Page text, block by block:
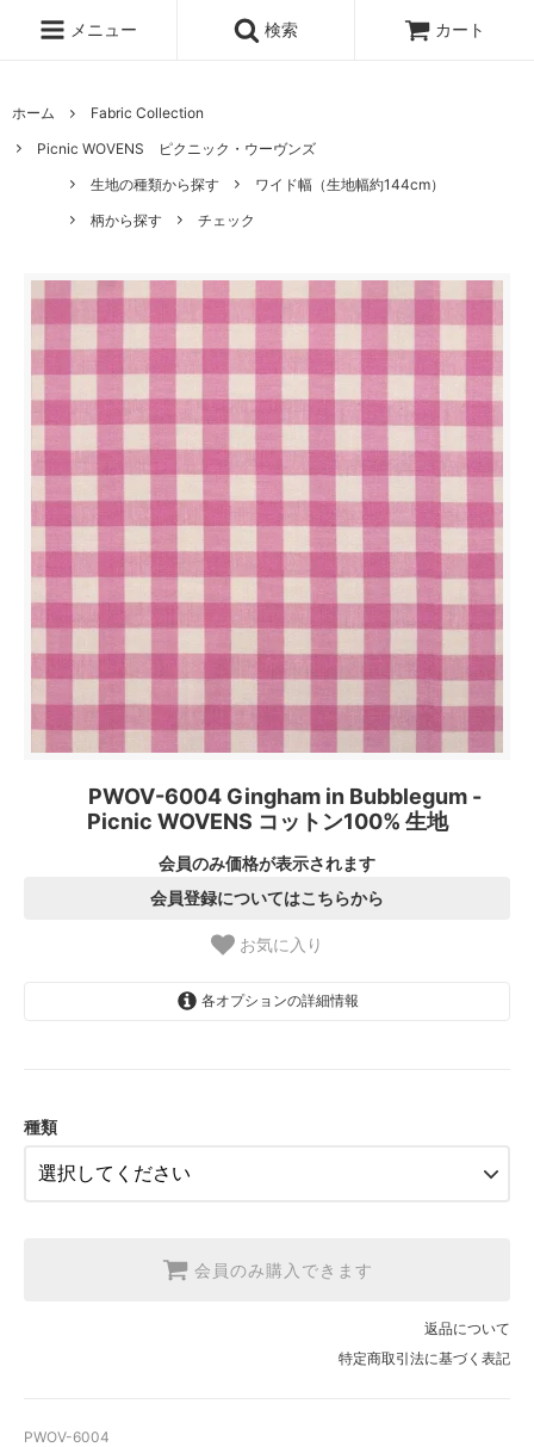
メニュー 検索 カート
ホーム
Fabric Collection
Picnic WOVENS ピクニック・ウーヴンズ
生地の種類から探す
ワイド幅（生地幅約144cm）
柄から探す
チェック
PWOV-6004 Gingham in Bubblegum -
Picnic WOVENS コットン100% 生地
会員のみ価格が表示されます
会員登録についてはこちらから
お気に入り
各オプションの詳細情報
【2026/9/20〆10月発送予定分】
種類
会員のみ購入できます
返品について
特定商取引法に基づく表記
PWOV-6004